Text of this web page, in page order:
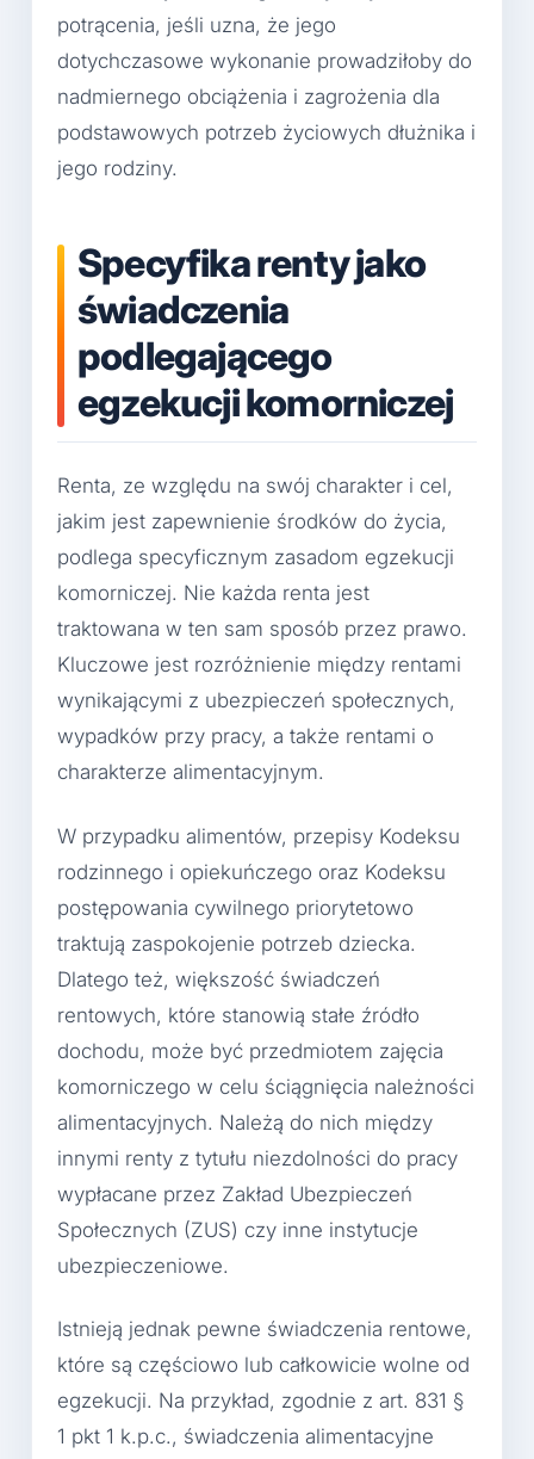
potrącenia, jeśli uzna, że jego
dotychczasowe wykonanie prowadziłoby do
nadmiernego obciążenia i zagrożenia dla
podstawowych potrzeb życiowych dłużnika i
jego rodziny.
Specyfika renty jako
świadczenia
podlegającego
egzekucji komorniczej
Renta, ze względu na swój charakter i cel,
jakim jest zapewnienie środków do życia,
podlega specyficznym zasadom egzekucji
komorniczej. Nie każda renta jest
traktowana w ten sam sposób przez prawo.
Kluczowe jest rozróżnienie między rentami
wynikającymi z ubezpieczeń społecznych,
wypadków przy pracy, a także rentami o
charakterze alimentacyjnym.
W przypadku alimentów, przepisy Kodeksu
rodzinnego i opiekuńczego oraz Kodeksu
postępowania cywilnego priorytetowo
traktują zaspokojenie potrzeb dziecka.
Dlatego też, większość świadczeń
rentowych, które stanowią stałe źródło
dochodu, może być przedmiotem zajęcia
komorniczego w celu ściągnięcia należności
alimentacyjnych. Należą do nich między
innymi renty z tytułu niezdolności do pracy
wypłacane przez Zakład Ubezpieczeń
Społecznych (ZUS) czy inne instytucje
ubezpieczeniowe.
Istnieją jednak pewne świadczenia rentowe,
które są częściowo lub całkowicie wolne od
egzekucji. Na przykład, zgodnie z art. 831 §
1 pkt 1 k.p.c., świadczenia alimentacyjne